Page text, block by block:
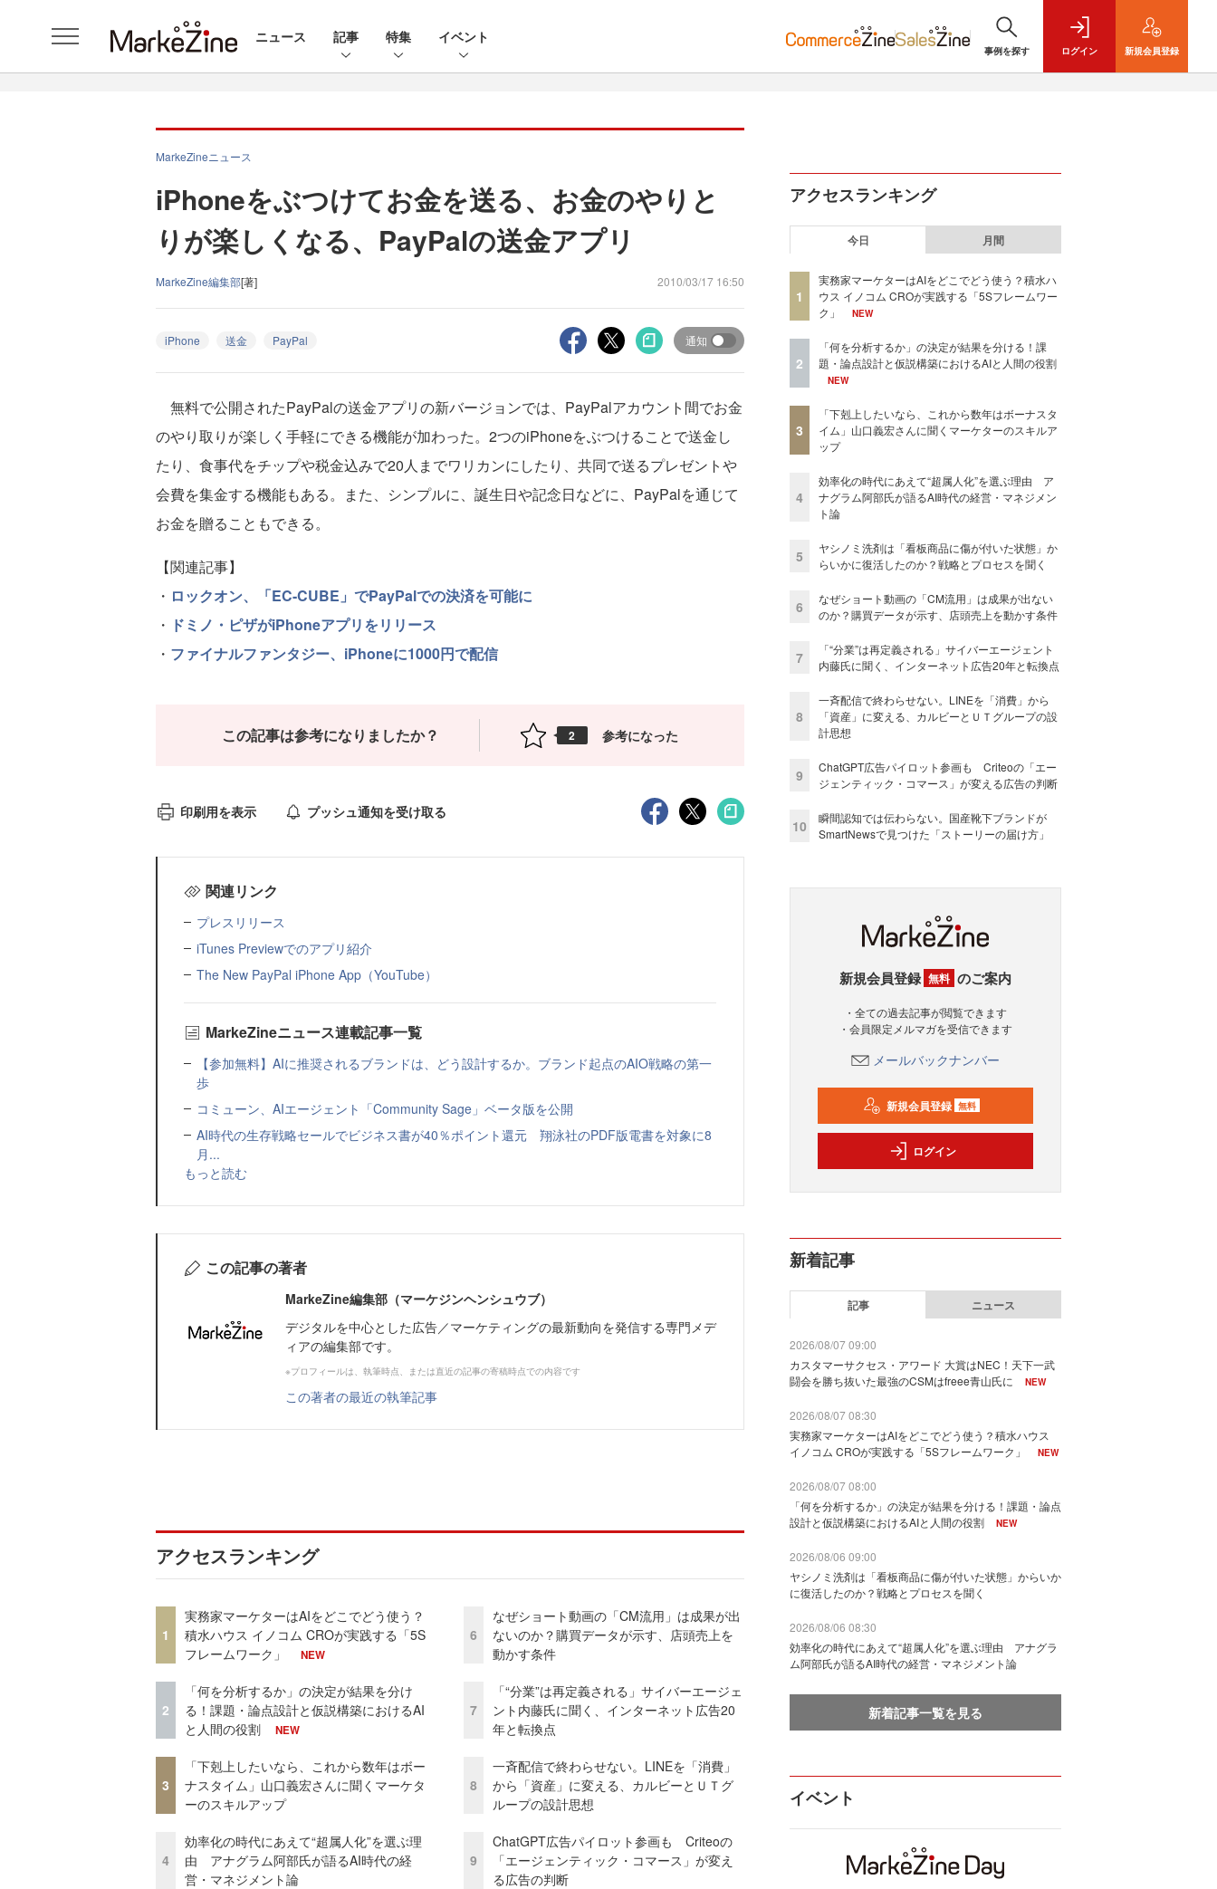
ニュース 記事 特集 イベント
事例を探す ログイン 新規会員登録
MarkeZineニュース
iPhoneをぶつけてお金を送る、お金のやりと
りが楽しくなる、PayPalの送金アプリ
MarkeZine編集部[著] 2010/03/17 16:50
iPhone 送金 PayPal 通知
無料で公開されたPayPalの送金アプリの新バージョンでは、PayPalアカウント間でお金
のやり取りが楽しく手軽にできる機能が加わった。2つのiPhoneをぶつけることで送金し
たり、食事代をチップや税金込みで20人までワリカンにしたり、共同で送るプレゼントや
会費を集金する機能もある。また、シンプルに、誕生日や記念日などに、PayPalを通じて
お金を贈ることもできる。
【関連記事】
・ ロックオン、「EC-CUBE」でPayPalでの決済を可能に
・ ドミノ・ピザがiPhoneアプリをリリース
・ ファイナルファンタジー、iPhoneに1000円で配信
この記事は参考になりましたか？ 2 参考になった
印刷用を表示 プッシュ通知を受け取る
関連リンク
プレスリリース
iTunes Previewでのアプリ紹介
The New PayPal iPhone App（YouTube）
MarkeZineニュース連載記事一覧
【参加無料】AIに推奨されるブランドは、どう設計するか。ブランド起点のAIO戦略の第一
歩
コミューン、AIエージェント「Community Sage」ベータ版を公開
AI時代の生存戦略セールでビジネス書が40％ポイント還元 翔泳社のPDF版電書を対象に8
月...
もっと読む
この記事の著者
MarkeZine編集部（マーケジンヘンシュウブ）
デジタルを中心とした広告／マーケティングの最新動向を発信する専門メデ
ィアの編集部です。
※プロフィールは、執筆時点、または直近の記事の寄稿時点での内容です
この著者の最近の執筆記事
アクセスランキング
1
実務家マーケターはAIをどこでどう使う？
積水ハウス イノコム CROが実践する「5S
フレームワーク」
NEW
2
「何を分析するか」の決定が結果を分け
る！課題・論点設計と仮説構築におけるAI
と人間の役割
NEW
3
「下剋上したいなら、これから数年はボー
ナスタイム」山口義宏さんに聞くマーケタ
ーのスキルアップ
4
効率化の時代にあえて“超属人化”を選ぶ理
由 アナグラム阿部氏が語るAI時代の経
営・マネジメント論
6
なぜショート動画の「CM流用」は成果が出
ないのか？購買データが示す、店頭売上を
動かす条件
7
「“分業”は再定義される」サイバーエージェ
ント内藤氏に聞く、インターネット広告20
年と転換点
8
一斉配信で終わらせない。LINEを「消費」
から「資産」に変える、カルビーとＵＴグ
ループの設計思想
9
ChatGPT広告パイロット参画も Criteoの
「エージェンティック・コマース」が変え
る広告の判断
アクセスランキング
今日 月間
1
実務家マーケターはAIをどこでどう使う？積水ハ
ウス イノコム CROが実践する「5Sフレームワー
ク」
NEW
2
「何を分析するか」の決定が結果を分ける！課
題・論点設計と仮説構築におけるAIと人間の役割
NEW
3
「下剋上したいなら、これから数年はボーナスタ
イム」山口義宏さんに聞くマーケターのスキルア
ップ
4
効率化の時代にあえて“超属人化”を選ぶ理由 ア
ナグラム阿部氏が語るAI時代の経営・マネジメン
ト論
5
ヤシノミ洗剤は「看板商品に傷が付いた状態」か
らいかに復活したのか？戦略とプロセスを聞く
6
なぜショート動画の「CM流用」は成果が出ない
のか？購買データが示す、店頭売上を動かす条件
7
「“分業”は再定義される」サイバーエージェント
内藤氏に聞く、インターネット広告20年と転換点
8
一斉配信で終わらせない。LINEを「消費」から
「資産」に変える、カルビーとＵＴグループの設
計思想
9
ChatGPT広告パイロット参画も Criteoの「エー
ジェンティック・コマース」が変える広告の判断
10
瞬間認知では伝わらない。国産靴下ブランドが
SmartNewsで見つけた「ストーリーの届け方」
新規会員登録 無料 のご案内
・全ての過去記事が閲覧できます
・会員限定メルマガを受信できます
メールバックナンバー
新規会員登録 無料
ログイン
新着記事
記事 ニュース
2026/08/07 09:00
カスタマーサクセス・アワード 大賞はNEC！天下一武
闘会を勝ち抜いた最強のCSMはfreee青山氏に
NEW
2026/08/07 08:30
実務家マーケターはAIをどこでどう使う？積水ハウス
イノコム CROが実践する「5Sフレームワーク」
NEW
2026/08/07 08:00
「何を分析するか」の決定が結果を分ける！課題・論点
設計と仮説構築におけるAIと人間の役割
NEW
2026/08/06 09:00
ヤシノミ洗剤は「看板商品に傷が付いた状態」からいか
に復活したのか？戦略とプロセスを聞く
2026/08/06 08:30
効率化の時代にあえて“超属人化”を選ぶ理由 アナグラ
ム阿部氏が語るAI時代の経営・マネジメント論
新着記事一覧を見る
イベント